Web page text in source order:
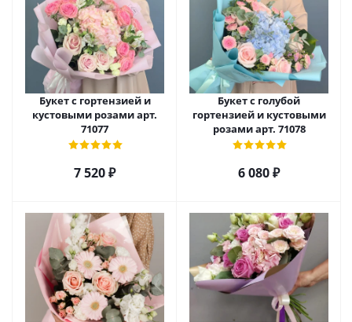
Букет с гортензией и
кустовыми розами арт.
71077
7 520₽
Букет с голубой
гортензией и кустовыми
розами арт. 71078
6 080₽